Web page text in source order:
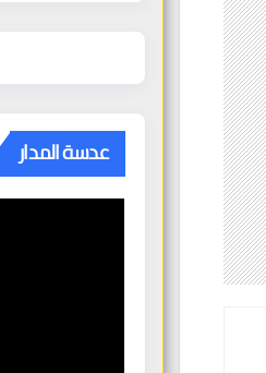
عدسة المدار